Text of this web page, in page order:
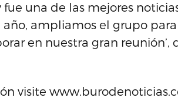
una de las mejores
año, ampliamos el grupo
en nuestra gran reunión’,
visite